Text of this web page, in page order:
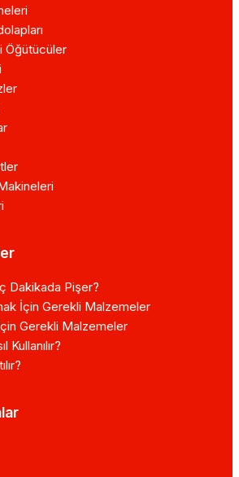
Öğütücüler
Dakikada Pişer?
İçin Gerekli Malzemeler
Gerekli Malzemeler
Kullanılır?